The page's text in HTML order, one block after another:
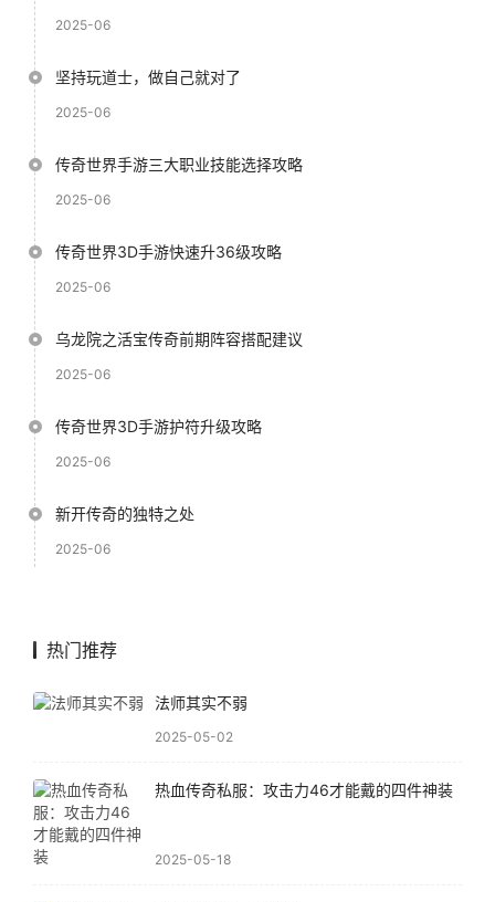
2025-06
坚持玩道士，做自己就对了
2025-06
传奇世界手游三大职业技能选择攻略
2025-06
传奇世界3D手游快速升36级攻略
2025-06
乌龙院之活宝传奇前期阵容搭配建议
2025-06
传奇世界3D手游护符升级攻略
2025-06
新开传奇的独特之处
2025-06
热门推荐
法师其实不弱
2025-05-02
热血传奇私服：攻击力46才能戴的四件神装
2025-05-18